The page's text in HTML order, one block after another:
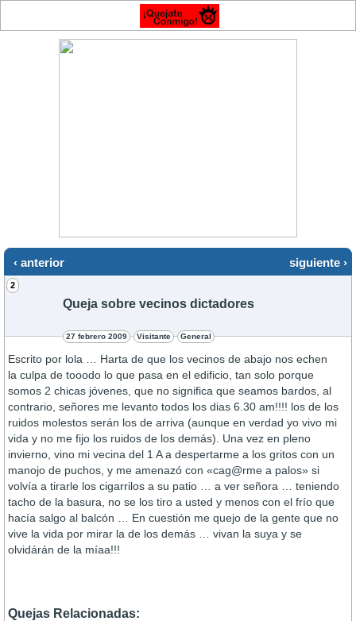
‹ anterior siguiente ›
2
Queja sobre vecinos dictadores
27 febrero 2009 Visitante General
Escrito por lola … Harta de que los vecinos de abajo nos echen
la culpa de tooodo lo que pasa en el edificio, tan solo porque
somos 2 chicas jóvenes, que no significa que seamos bardos, al
contrario, señores me levanto todos los dias 6.30 am!!!! los de los
ruidos molestos serán los de arriva (aunque en verdad yo vivo mi
vida y no me fijo los ruidos de los demás). Una vez en pleno
invierno, vino mi vecina del 1 A a despertarme a los gritos con un
manojo de puchos, y me amenazó con «cag@rme a palos» si
volví­a a tirarle los cigarrilos a su patio … a ver señora … teniendo
tacho de la basura, no se los tiro a usted y menos con el frí­o que
hací­a salgo al balcón … En cuestión me quejo de la gente que no
vive la vida por mirar la de los demás … vivan la suya y se
olvidárán de la mí­aa!!!
Quejas Relacionadas: